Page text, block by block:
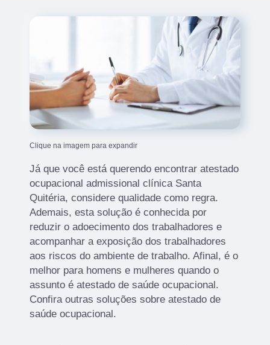
Clique na imagem para expandir
Já que você está querendo encontrar atestado
ocupacional admissional clínica Santa
Quitéria, considere qualidade como regra.
Ademais, esta solução é conhecida por
reduzir o adoecimento dos trabalhadores e
acompanhar a exposição dos trabalhadores
aos riscos do ambiente de trabalho. Afinal, é o
melhor para homens e mulheres quando o
assunto é atestado de saúde ocupacional.
Confira outras soluções sobre atestado de
saúde ocupacional.